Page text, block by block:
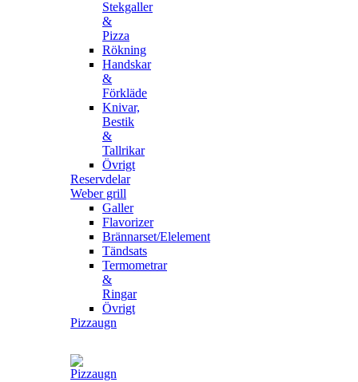
Stekgaller
&
Pizza
Rökning
Handskar
&
Förkläde
Knivar,
Bestik
&
Tallrikar
Övrigt
Reservdelar
Weber grill
Galler
Flavorizer
Brännarset/Elelement
Tändsats
Termometrar
&
Ringar
Övrigt
Pizzaugn